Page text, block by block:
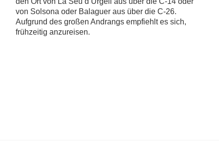
von Solsona oder Balaguer aus über die C-26.
Aufgrund des großen Andrangs empfiehlt es sich,
frühzeitig anzureisen.